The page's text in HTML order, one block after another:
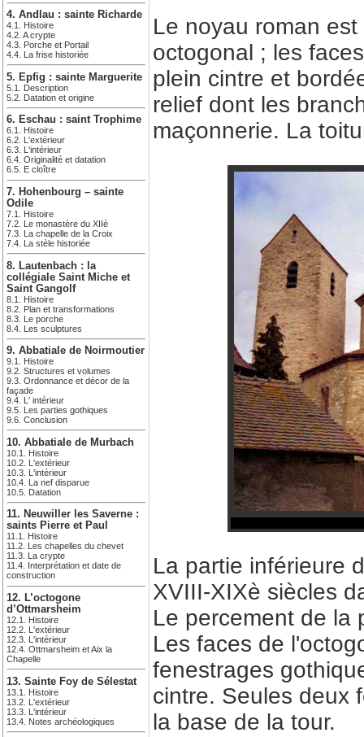
4. Andlau : sainte Richarde
4.1. Histoire
4.2. A crypte
4.3. Porche et Portail
4.4. La frise historiée
5. Epfig : sainte Marguerite
5.1. Description
5.2. Datation et origine
6. Eschau : saint Trophime
6.1. Histoire
6.2. L'extérieur
6.3. L'intérieur
6.4. Originalité et datation
6.5. E cloître
7. Hohenbourg – sainte
Odile
7.1. Histoire
7.2. Le monastère du XIIè
7.3. La chapelle de la Croix
7.4. La stèle historiée
8. Lautenbach : la
collégiale Saint Miche et
Saint Gangolf
8.1. Histoire
8.2. Plan et transformations
8.3. Le porche
8.4. Les sculptures
9. Abbatiale de Noirmoutier
9.1. Histoire
9.2. Structures et volumes
9.3. Ordonnance et décor de la
façade
9.4. L' intérieur
9.5. Les parties gothiques
9.6. Conclusion
10. Abbatiale de Murbach
10.1. Histoire
10.2. L'extérieur
10.3. L'intérieur
10.4. La nef disparue
10.5. Datation
11. Neuwiller les Saverne :
saints Pierre et Paul
11.1. Histoire
11.2. Les chapelles du chevet
11.3. La crypte
11.4. Interprétation et date de
construction
12. L’octogone
d’Ottmarsheim
12.1. Histoire
12.2. L'extérieur
12.3. L'intérieur
12.4. Ottmarsheim et Aix la
Chapelle
13. Sainte Foy de Sélestat
13.1. Histoire
13.2. L'extérieur
13.3. L'intérieur
13.4. Notes archéologiques
Le noyau roman
octogonal ; les
plein cintre et
relief dont les
maçonnerie. La
La partie inférieure
XVIII-XIXè siècles
Le percement de la
Les faces de
fenestrages
cintre. Seules deux
la base de la tour.